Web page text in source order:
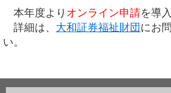
本年度より オンライン申請を導入
詳細は、 大和証券福祉財団 にお
い。